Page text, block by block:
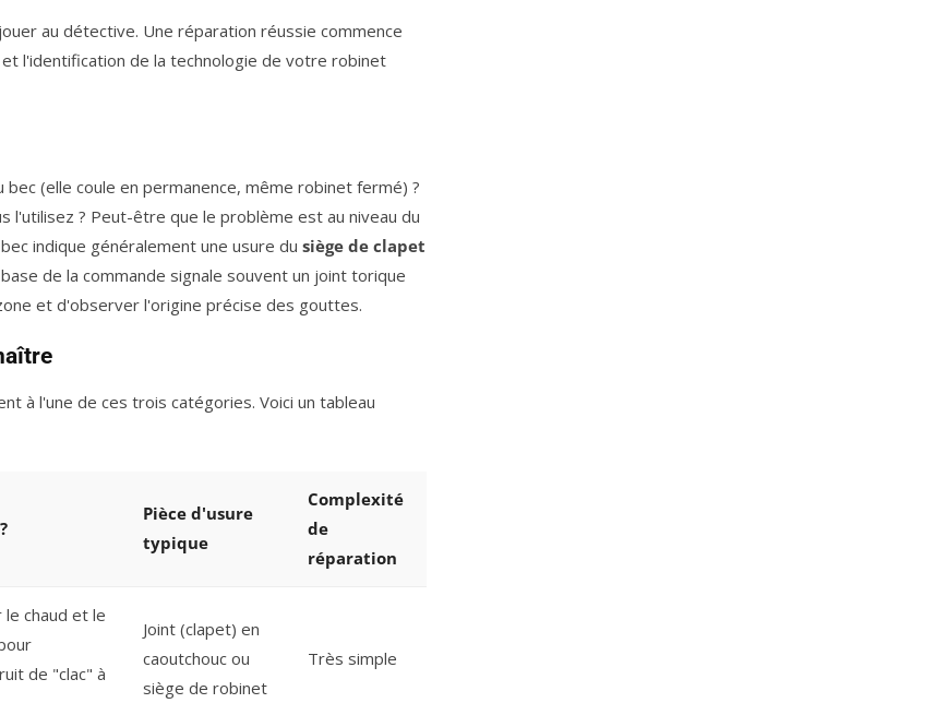
au détective. Une réparation réussie commence
l'identification de la technologie de votre robinet
(elle coule en permanence, même robinet fermé) ?
l'utilisez ? Peut-être que le problème est au niveau du
indique généralement une usure du siège de clapet
de la commande signale souvent un joint torique
et d'observer l'origine précise des gouttes.
à l'une de ces trois catégories. Voici un tableau
Pièce d'usure
typique
Complexité
de
réparation
chaud et le
de "clac" à
Joint (clapet) en
caoutchouc ou
siège de robinet
Très simple